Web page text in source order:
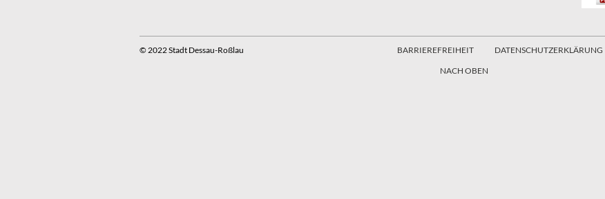
© 2022 Stadt Dessau-Roßlau BARRIEREFREIHEIT DATENSCHUTZERKLÄRUNG
NACH OBEN